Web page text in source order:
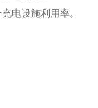
电设施利用率。